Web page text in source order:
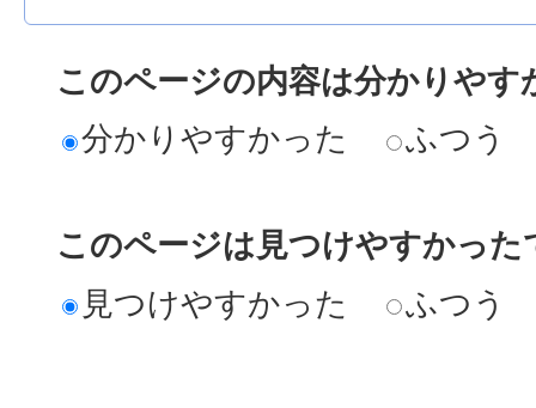
このページの内容は分かりやす
分かりやすかった
ふつう
このページは見つけやすかった
見つけやすかった
ふつう